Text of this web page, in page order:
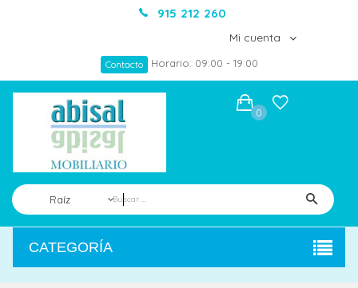
915 212 260
Mi cuenta
Contacto Horario: 09:00 - 19:00
Raíz
0
CATEGORÍA